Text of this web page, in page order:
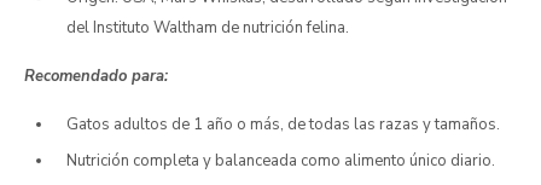
del Instituto Waltham de nutrición felina.
Recomendado para:
Gatos adultos de 1 año o más, de todas las razas y tamaños.
Nutrición completa y balanceada como alimento único diario.